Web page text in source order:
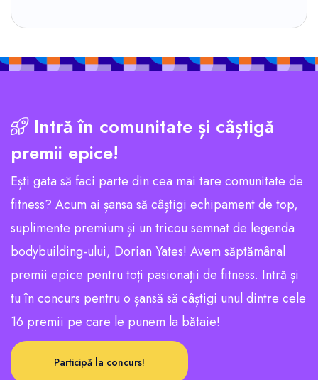
Intră în comunitate și câștigă
premii epice!
Ești gata să faci parte din cea mai tare comunitate de
fitness? Acum ai șansa să câștigi echipament de top,
suplimente premium și un tricou semnat de legenda
bodybuilding-ului, Dorian Yates! Avem săptămânal
premii epice pentru toți pasionații de fitness. Intră și
tu în concurs pentru o șansă să câștigi unul dintre cele
16 premii pe care le punem la bătaie!
Participă la concurs!